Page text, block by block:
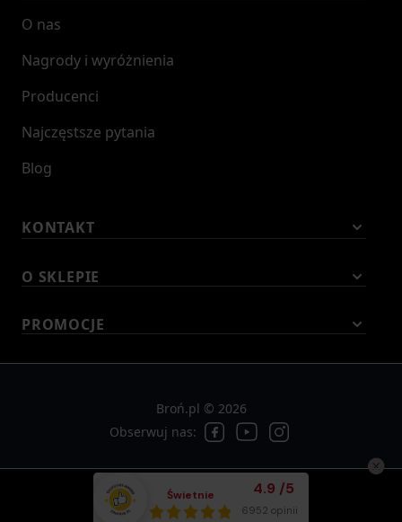
Świetnie Średnia ocena
4.9 /5
Łącznie opinii:
6952 opinii
O nas
Nagrody i wyróżnienia
Producenci
Najczęstsze pytania
Blog
KONTAKT
O SKLEPIE
PROMOCJE
Broń.pl © 2026
Obserwuj nas: